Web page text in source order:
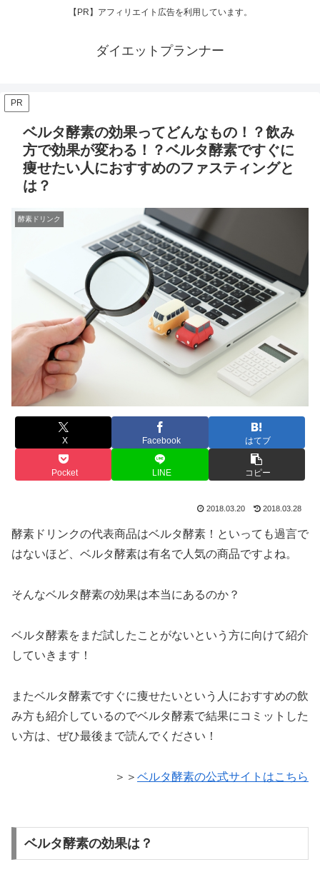
【PR】アフィリエイト広告を利用しています。
ダイエットプランナー
PR
ベルタ酵素の効果ってどんなもの！？飲み
方で効果が変わる！？ベルタ酵素ですぐに
痩せたい人におすすめのファスティングと
は？
酵素ドリンク
X Facebook はてブ
Pocket LINE コピー
2018.03.20 2018.03.28
酵素ドリンクの代表商品はベルタ酵素！といっても過言で
はないほど、ベルタ酵素は有名で人気の商品ですよね。
そんなベルタ酵素の効果は本当にあるのか？
ベルタ酵素をまだ試したことがないという方に向けて紹介
していきます！
またベルタ酵素ですぐに痩せたいという人におすすめの飲
み方も紹介しているのでベルタ酵素で結果にコミットした
い方は、ぜひ最後まで読んでください！
＞＞ ベルタ酵素の公式サイトはこちら
ベルタ酵素の効果は？